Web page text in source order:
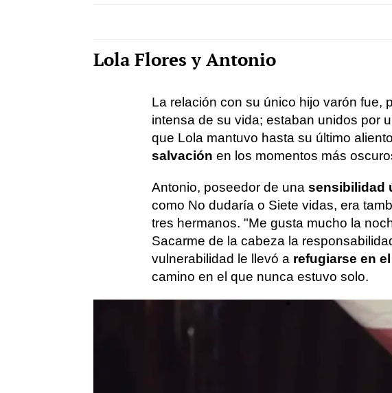
Lola Flores y Antonio
La relación con su único hijo varón fue,
intensa de su vida; estaban unidos por
que Lola mantuvo hasta su último
salvación en los momentos más
Antonio, poseedor de una sensibilidad
como No dudaría o Siete vidas, era
tres hermanos. "Me gusta mucho la
Sacarme de la cabeza la
vulnerabilidad le llevó a refugiarse en
camino en el que nunca estuvo solo.